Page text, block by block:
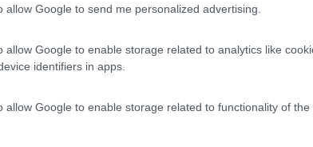
allow Google to send me personalized advertising.
allow Google to enable storage related to analytics like
identifiers in apps.
allow Google to enable storage related to functionality of the
11.vacanze intelligenti...[:I]